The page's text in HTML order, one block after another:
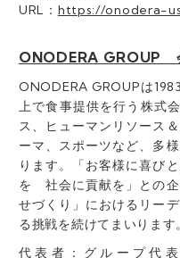
URL： https://onodera-
ONODERA GROUP
ONODERA GROUPは
上で食事提供を行う株式
ス、ヒューマンリソース
ーマ、スポーツなど、多
ります。「お客様に喜び
を 社会に貢献を」との
せづくり」におけるリー
る挑戦を続けてまいります
代表者：グループ代